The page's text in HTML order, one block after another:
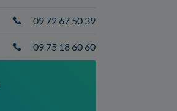
09 72 67 50 39
09 75 18 60 60